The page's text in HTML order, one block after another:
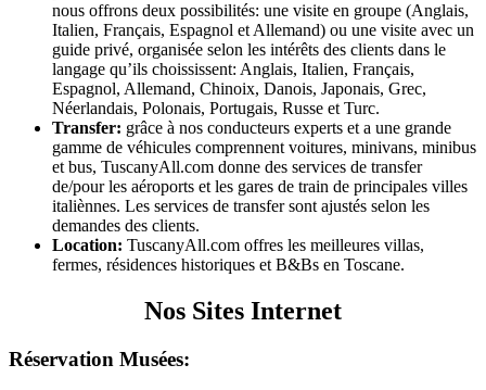
nous offrons deux possibilités: une visite en groupe (Anglais,
Italien, Français, Espagnol et Allemand) ou une visite avec un
guide privé, organisée selon les intérêts des clients dans le
langage qu’ils choississent: Anglais, Italien, Français,
Espagnol, Allemand, Chinoix, Danois, Japonais, Grec,
Néerlandais, Polonais, Portugais, Russe et Turc.
Transfer: grâce à nos conducteurs experts et a une grande
gamme de véhicules comprennent voitures, minivans, minibus
et bus, TuscanyAll.com donne des services de transfer
de/pour les aéroports et les gares de train de principales villes
italiènnes. Les services de transfer sont ajustés selon les
demandes des clients.
Location: TuscanyAll.com offres les meilleures villas,
fermes, résidences historiques et B&Bs en Toscane.
Nos Sites Internet
Réservation Musées: